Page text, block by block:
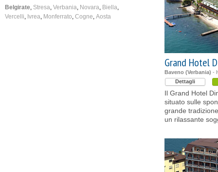
Grand Hotel
Baveno (Verbania) -
Dettagli
Il Grand Hotel
situato sulle
grande
un rilassante
Belgirate Stresa Verbania Novara Biella
Vercelli
Ivrea Monferrato Cogne Aosta